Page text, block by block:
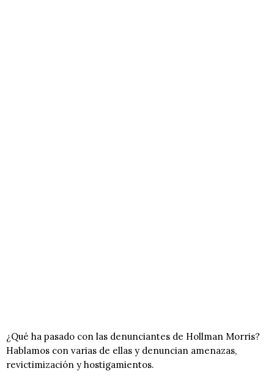
¿Qué ha pasado con las denunciantes de Hollman Morris?
Hablamos con varias de ellas y denuncian amenazas,
revictimización y hostigamientos.